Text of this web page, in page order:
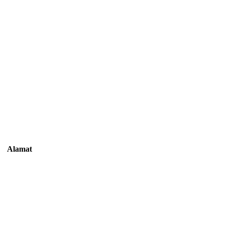
Alamat